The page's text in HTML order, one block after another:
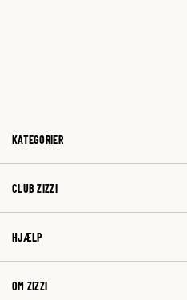
KATEGORIER
CLUB ZIZZI
HJÆLP
OM ZIZZI